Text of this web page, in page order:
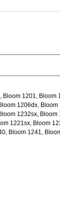
1201, Bloom
1206dx,
1232sx,
1221sx, Bloom
Bloom 1241,